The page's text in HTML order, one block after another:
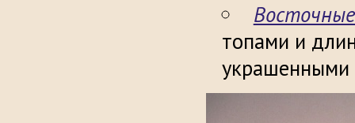
топами и
украшенными